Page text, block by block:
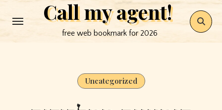
to
Call my agent!
free web bookmark for 2026
Uncategorized